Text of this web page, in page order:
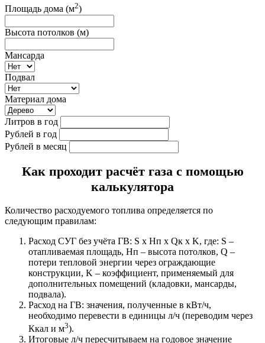
Площадь дома (м2)
Высота потолков (м)
Мансарда
Подвал
Материал дома
Литров в год
Рублей в год
Рублей в месяц
Как проходит расчёт газа с помощью
калькулятора
Количество расходуемого топлива определяется по
следующим правилам:
Расход СУГ без учёта ГВ: S х Hп x Qк x K, где: S –
отапливаемая площадь, Hп – высота потолков, Q –
потери тепловой энергии через ограждающие
конструкции, K – коэффициент, применяемый для
дополнительных помещений (кладовки, мансарды,
подвала).
Расход на ГВ: значения, полученные в кВт/ч,
необходимо перевести в единицы л/ч (переводим через
Ккал и м3).
Итоговые л/ч пересчитываем на годовое значение